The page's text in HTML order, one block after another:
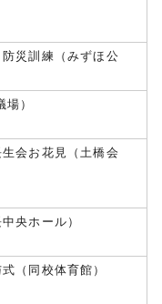
災訓練（みずほ公
）
会お花見（土橋会
央ホール）
（同校体育館）